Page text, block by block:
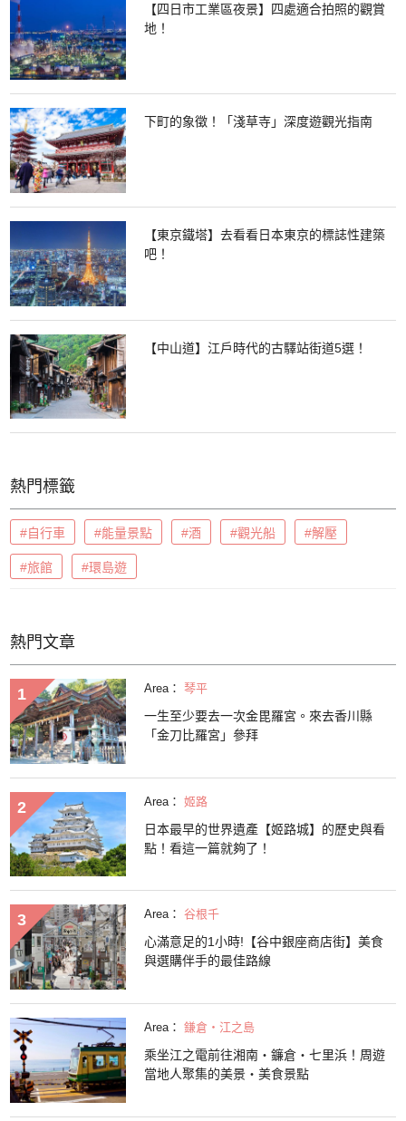
【四日市工業區夜景】四處適合拍照的觀賞
地！
下町的象徵！「淺草寺」深度遊觀光指南
【東京鐵塔】去看看日本東京的標誌性建築
吧！
【中山道】江戶時代的古驛站街道5選！
熱門標籤
#自行車 #能量景點 #酒 #觀光船 #解壓
#旅館 #環島遊
熱門文章
Area： 琴平
一生至少要去一次金毘羅宮。來去香川縣
「金刀比羅宮」參拜
Area： 姬路
日本最早的世界遺產【姬路城】的歷史與看
點！看這一篇就夠了！
Area： 谷根千
心滿意足的1小時!【谷中銀座商店街】美食
與選購伴手的最佳路線
Area： 鎌倉・江之島
乘坐江之電前往湘南・鐮倉・七里浜！周遊
當地人聚集的美景・美食景點